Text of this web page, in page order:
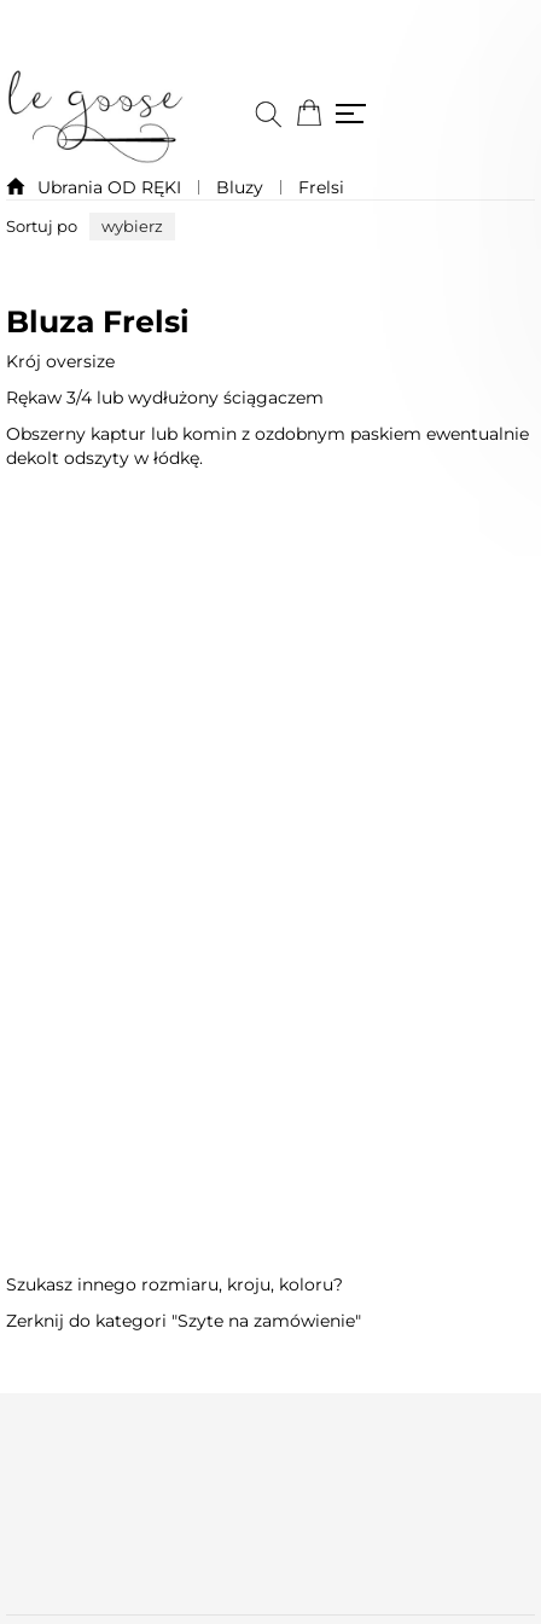
Ubrania OD RĘKI Bluzy Frelsi
Sortuj po wybierz
Bluza Frelsi
Krój oversize
Rękaw 3/4 lub wydłużony ściągaczem
Obszerny kaptur lub komin z ozdobnym paskiem ewentualnie
dekolt odszyty w łódkę.
Frelsi czana kwiat S, M Frelsi Cytrynka M
Szukasz innego rozmiaru, kroju, koloru?
Zerknij do kategori "Szyte na zamówienie"